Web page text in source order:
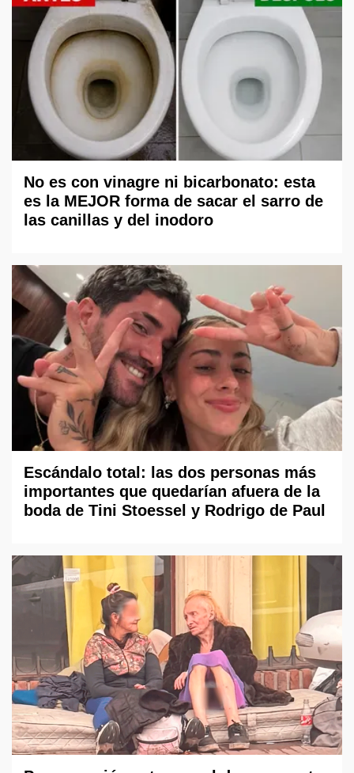
No es con vinagre ni bicarbonato: esta
es la MEJOR forma de sacar el sarro de
las canillas y del inodoro
Escándalo total: las dos personas más
importantes que quedarían afuera de la
boda de Tini Stoessel y Rodrigo de Paul